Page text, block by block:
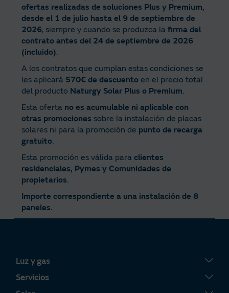
ofertas realizadas de soluciones Plus y Premium,
desde el 1 de julio hasta el 9 de septiembre de
2026, siempre y cuando se produzca la firma del
contrato antes del 24 de septiembre de 2026
(incluido).
A los contratos que cumplan estas condiciones se
les aplicará 570€ de descuentoen el precio total
del producto Naturgy Solar Plus o Premium.
Esta oferta no es acumulable ni aplicable con
otras promociones sobre la instalación de placas
solares ni para la promoción de punto de recarga
gratuito.
Esta promoción es válida para clientes
residenciales, Pymes y Comunidades de
propietarios.
Importe correspondiente a una instalación de 8
paneles.
Luz y gas
Tarifa Plana
Servicios